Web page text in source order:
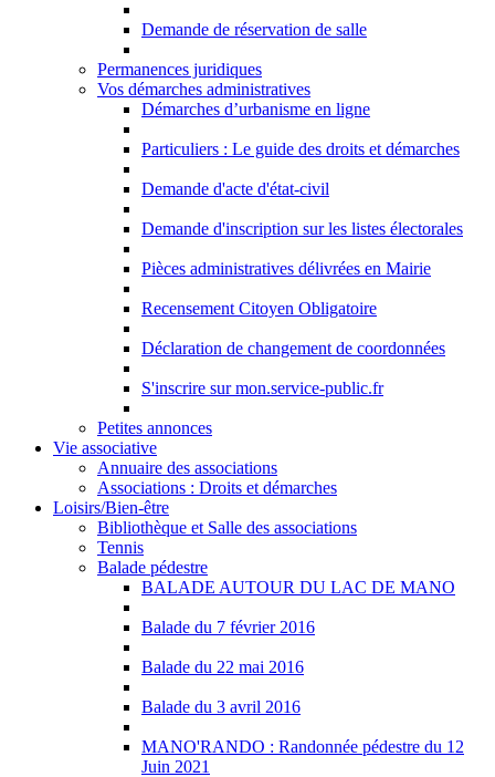
Demande de réservation de salle
Permanences juridiques
Vos démarches administratives
Démarches d’urbanisme en ligne
Particuliers : Le guide des droits et démarches
Demande d'acte d'état-civil
Demande d'inscription sur les listes électorales
Pièces administratives délivrées en Mairie
Recensement Citoyen Obligatoire
Déclaration de changement de coordonnées
S'inscrire sur mon.service-public.fr
Petites annonces
Vie associative
Annuaire des associations
Associations : Droits et démarches
Loisirs/Bien-être
Bibliothèque et Salle des associations
Tennis
Balade pédestre
BALADE AUTOUR DU LAC DE MANO
Balade du 7 février 2016
Balade du 22 mai 2016
Balade du 3 avril 2016
MANO'RANDO : Randonnée pédestre du 12
Juin 2021